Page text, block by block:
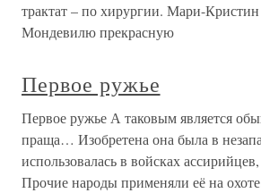
трактат – по хирургии. Мари-
Мондевилю прекрасную
Первое ружье
Первое ружье А таковым является
праща… Изобретена она была в
использовалась в войсках
Прочие народы применяли её на